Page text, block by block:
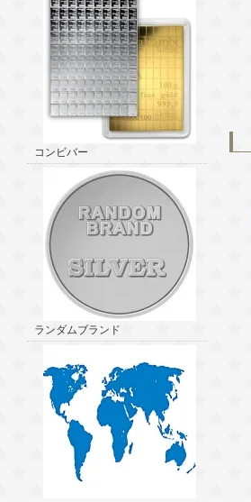
コンビバー
ランダムブランド